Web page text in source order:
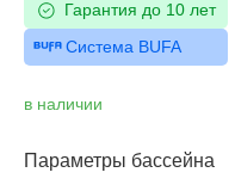
Гарантия до 10 лет
Система BUFA
в наличии
Параметры бассейна